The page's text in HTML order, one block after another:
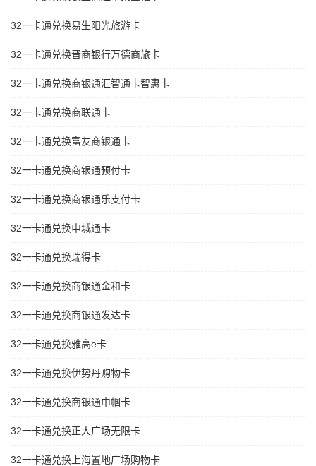
32一卡通兑换易生阳光旅游卡
32一卡通兑换晋商银行万德商旅卡
32一卡通兑换商银通汇智通卡智惠卡
32一卡通兑换商联通卡
32一卡通兑换富友商银通卡
32一卡通兑换商银通预付卡
32一卡通兑换商银通乐支付卡
32一卡通兑换申城通卡
32一卡通兑换瑞得卡
32一卡通兑换商银通金和卡
32一卡通兑换商银通发达卡
32一卡通兑换雅高e卡
32一卡通兑换伊势丹购物卡
32一卡通兑换商银通巾帼卡
32一卡通兑换正大广场无限卡
32一卡通兑换上海置地广场购物卡